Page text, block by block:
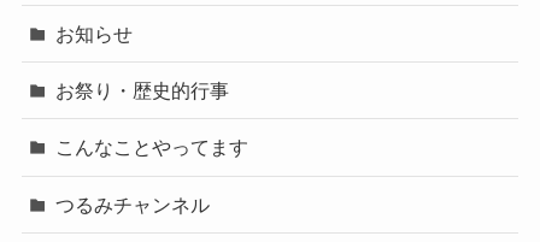
お知らせ
お祭り・歴史的行事
こんなことやってます
つるみチャンネル